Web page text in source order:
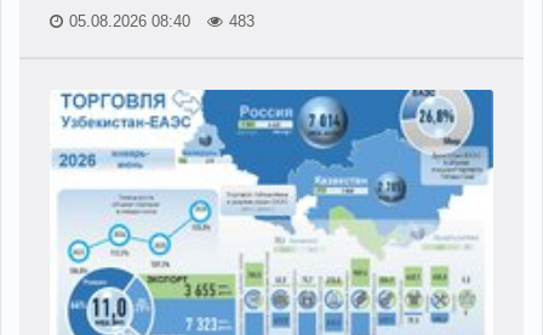
05.08.2026 08:40 483